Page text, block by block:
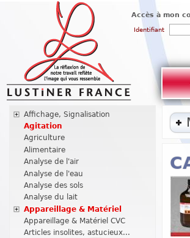
Accès à mon
Identifiant
Affichage, Signalisation
Agitation
Agriculture
Alimentaire
Analyse de l'air
Analyse de l'eau
Analyse des sols
Analyse du lait
Appareillage & Matériel
Appareillage & Matériel CVC
Articles insolites, astucieux...